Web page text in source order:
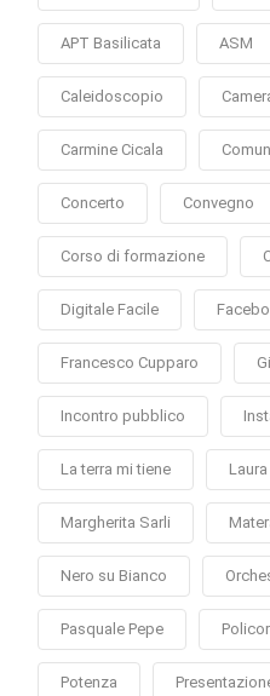
APT Basilicata ASM
Caleidoscopio
Carmine Cicala
Concerto Convegno
Corso di formazione
Digitale Facile
Francesco Cupparo
Incontro pubblico
La terra mi tiene
Margherita Sarli
Nero su Bianco
Pasquale Pepe
Potenza